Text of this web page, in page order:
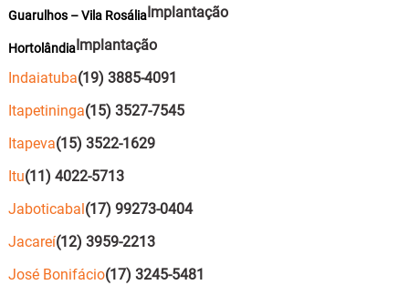
Guarulhos – Vila RosáliaImplantação
HortolândiaImplantação
Indaiatuba(19) 3885-4091
Itapetininga(15) 3527-7545
Itapeva(15) 3522-1629
Itu(11) 4022-5713
Jaboticabal(17) 99273-0404
Jacareí(12) 3959-2213
José Bonifácio(17) 3245-5481